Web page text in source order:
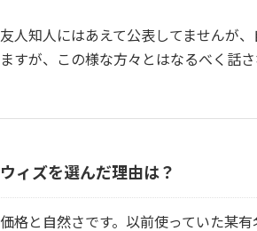
友人知人にはあえて公表してませんが
ますが、この様な方々とはなるべく話さ
ウィズを選んだ理由は？
価格と自然さです。以前使っていた某